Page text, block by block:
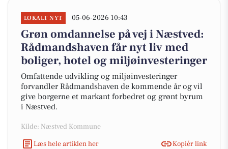
LOKALT NYT 05-06-2026 10:43
Grøn omdannelse på vej i Næstved:
Rådmandshaven får nyt liv med
boliger, hotel og miljøinvesteringer
Omfattende udvikling og miljøinvesteringer
forvandler Rådmandshaven de kommende år og vil
give borgerne et markant forbedret og grønt byrum
i Næstved.
Kilde: Næstved Kommune
Læs hele artiklen her
Kopiér link